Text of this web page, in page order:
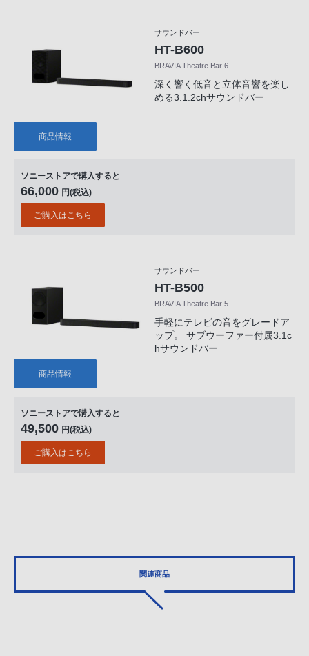
サウンドバー
HT-B600
BRAVIA Theatre Bar 6
深く響く低音と立体音響を楽し
める3.1.2chサウンドバー
商品情報
ソニーストアで購入すると
66,000 円(税込)
ご購入はこちら
サウンドバー
HT-B500
BRAVIA Theatre Bar 5
手軽にテレビの音をグレードア
ップ。 サブウーファー付属3.1c
hサウンドバー
商品情報
ソニーストアで購入すると
49,500 円(税込)
ご購入はこちら
関連商品